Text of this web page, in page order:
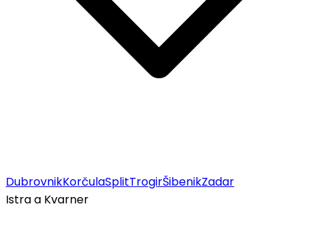
DubrovnikKorčulaSplitTrogirŠibenikZadar
Istra a Kvarner